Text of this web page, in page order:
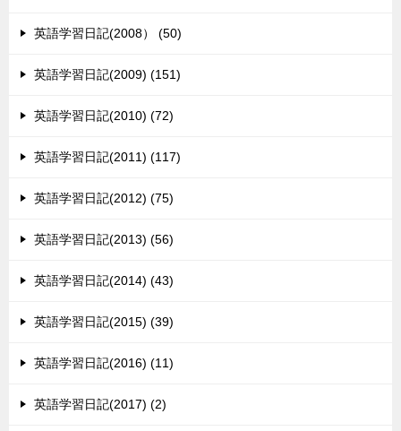
英語学習日記(2008） (50)
英語学習日記(2009) (151)
英語学習日記(2010) (72)
英語学習日記(2011) (117)
英語学習日記(2012) (75)
英語学習日記(2013) (56)
英語学習日記(2014) (43)
英語学習日記(2015) (39)
英語学習日記(2016) (11)
英語学習日記(2017) (2)